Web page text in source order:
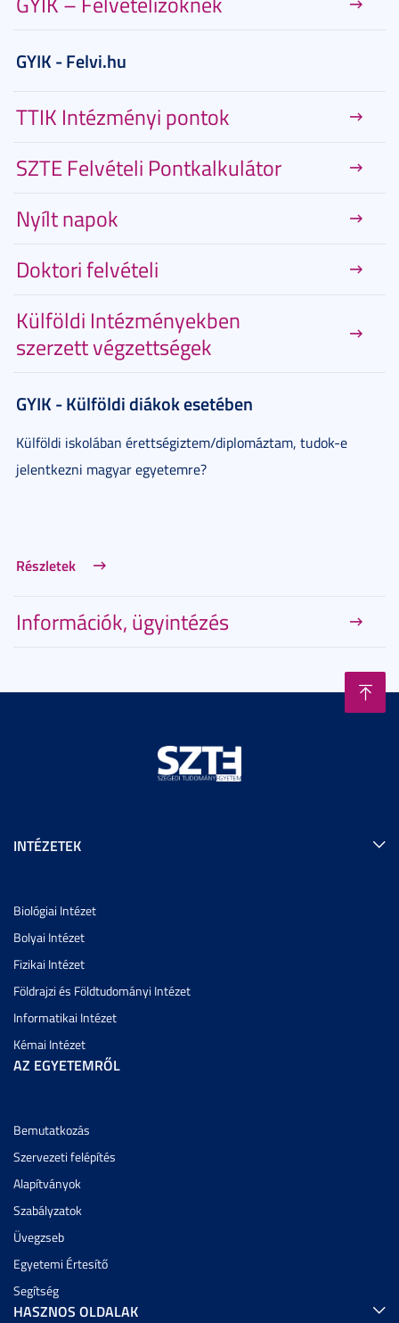
GYIK - Felvi.hu
TTIK Intézményi pontok
SZTE Felvételi Pontkalkulátor
Nyílt napok
Doktori felvételi
Külföldi Intézményekben
szerzett végzettségek
GYIK - Külföldi diákok esetében
Külföldi iskolában érettségiztem/diplomáztam, tudok-e
jelentkezni magyar egyetemre?
Részletek
Információk, ügyintézés
INTÉZETEK
Biológiai Intézet
Bolyai Intézet
Fizikai Intézet
Földrajzi és Földtudományi Intézet
Informatikai Intézet
Kémai Intézet
AZ EGYETEMRŐL
Bemutatkozás
Szervezeti felépítés
Alapítványok
Szabályzatok
Üvegzseb
Egyetemi Értesítő
Segítség
HASZNOS OLDALAK